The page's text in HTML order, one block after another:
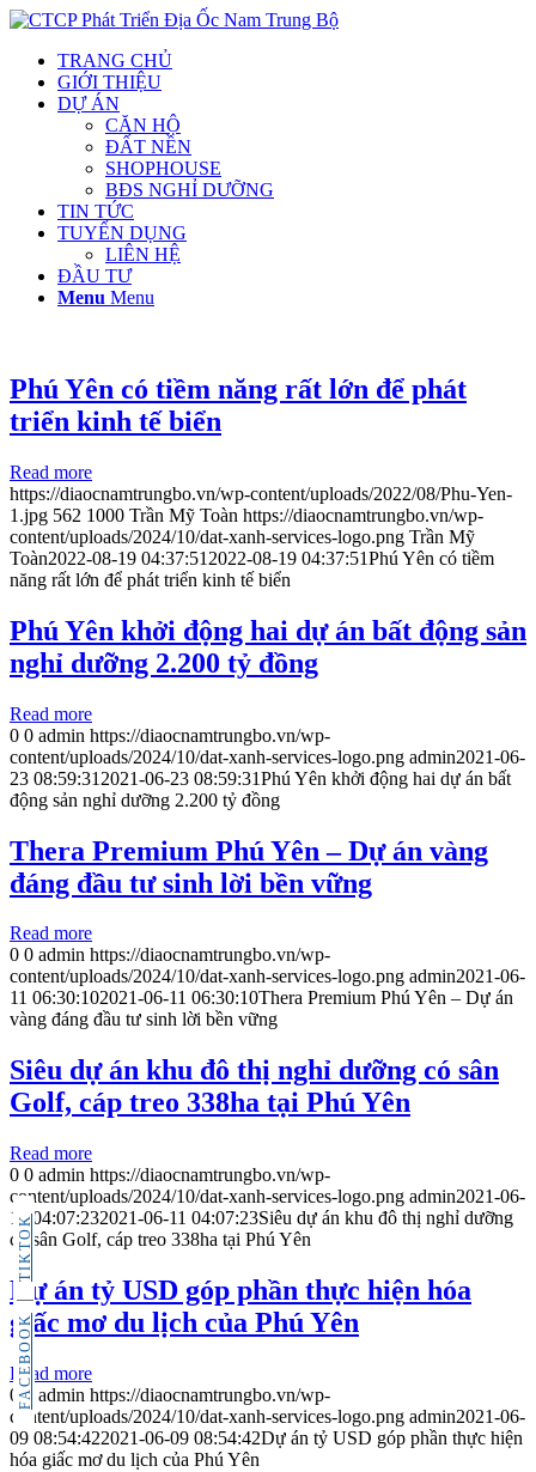
FACEBOOK
TIKTOK
TRANG CHỦ
GIỚI THIỆU
DỰ ÁN
CĂN HỘ
ĐẤT NỀN
SHOPHOUSE
BĐS NGHỈ DƯỠNG
TIN TỨC
TUYỂN DỤNG
LIÊN HỆ
ĐẦU TƯ
Menu Menu
Phú Yên có tiềm năng rất lớn để phát
triển kinh tế biển
Read more
https://diaocnamtrungbo.vn/wp-content/uploads/2022/08/Phu-Yen-
1.jpg 562 1000 Trần Mỹ Toàn https://diaocnamtrungbo.vn/wp-
content/uploads/2024/10/dat-xanh-services-logo.png Trần Mỹ
Toàn2022-08-19 04:37:51 2022-08-19 04:37:51Phú Yên có tiềm
năng rất lớn để phát triển kinh tế biển
Phú Yên khởi động hai dự án bất động sản
nghỉ dưỡng 2.200 tỷ đồng
Read more
0 0 admin https://diaocnamtrungbo.vn/wp-
content/uploads/2024/10/dat-xanh-services-logo.png admin2021-06-
23 08:59:31 2021-06-23 08:59:31Phú Yên khởi động hai dự án bất
động sản nghỉ dưỡng 2.200 tỷ đồng
Thera Premium Phú Yên – Dự án vàng
đáng đầu tư sinh lời bền vững
Read more
0 0 admin https://diaocnamtrungbo.vn/wp-
content/uploads/2024/10/dat-xanh-services-logo.png admin2021-06-
11 06:30:102021-06-11 06:30:10Thera Premium Phú Yên – Dự án
vàng đáng đầu tư sinh lời bền vững
Siêu dự án khu đô thị nghỉ dưỡng có sân
Golf, cáp treo 338ha tại Phú Yên
Read more
0 0 admin https://diaocnamtrungbo.vn/wp-
content/uploads/2024/10/dat-xanh-services-logo.png admin2021-06-
11 04:07:232021-06-11 04:07:23Siêu dự án khu đô thị nghỉ dưỡng
có sân Golf, cáp treo 338ha tại Phú Yên
Dự án tỷ USD góp phần thực hiện hóa
giấc mơ du lịch của Phú Yên
Read more
0 0 admin https://diaocnamtrungbo.vn/wp-
content/uploads/2024/10/dat-xanh-services-logo.png admin2021-06-
09 08:54:422021-06-09 08:54:42Dự án tỷ USD góp phần thực hiện
hóa giấc mơ du lịch của Phú Yên